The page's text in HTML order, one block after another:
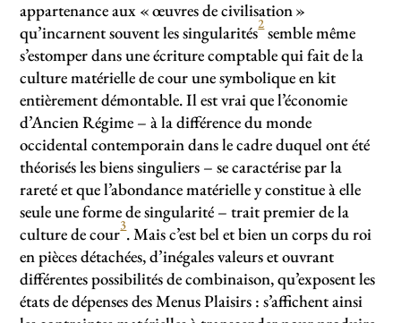
appartenance aux «œuvres de civilisation»
qu’incarnent souvent les singularités2semble même
s’estomper dans une écriture comptable qui fait de la
culture matérielle de cour une symbolique en kit
entièrement démontable. Il est vrai que l’économie
d’Ancien Régime – à la différence du monde
occidental contemporain dans le cadre duquel ont été
théorisés les biens singuliers – se caractérise par la
rareté et que l’abondance matérielle y constitue à elle
seule une forme de singularité – trait premier de la
culture de cour3. Mais c’est bel et bien un corps du roi
en pièces détachées, d’inégales valeurs et ouvrant
différentes possibilités de combinaison, qu’exposent les
états de dépenses des Menus Plaisirs : s’affichent ainsi